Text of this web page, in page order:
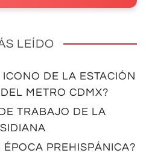
LEÍDO
DE LA ESTACIÓN
METRO CDMX?
TRABAJO DE LA
ÉPOCA PREHISPÁNICA?